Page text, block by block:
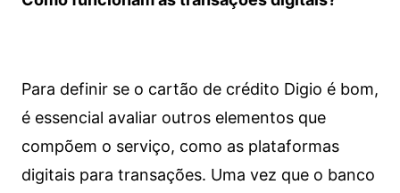
Para definir se o cartão de crédito Digio é bom,
é essencial avaliar outros elementos que
compõem o serviço, como as plataformas
digitais para transações. Uma vez que o banco